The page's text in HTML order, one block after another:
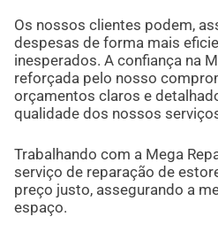
Os nossos clientes podem,
despesas de forma mais
inesperados. A confiança na
reforçada pelo nosso
orçamentos claros e
qualidade dos nossos
Trabalhando com a Mega
serviço de reparação de
preço justo, assegurando a
espaço.